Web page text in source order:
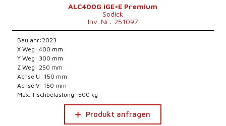
ALC400G iGE+E Premium
Sodick
Inv. Nr.: 251097
Baujahr:2023
X Weg: 400 mm
Y Weg: 300 mm
Z Weg: 250 mm
Achse U: 150 mm
Achse V: 150 mm
Max. Tischbelastung: 500 kg
Produkt anfragen